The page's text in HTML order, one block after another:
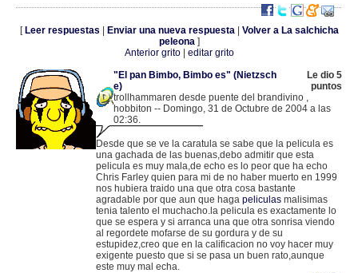
[ Leer respuestas Enviar una nueva respuesta| Volver a La salchicha
peleona]
Anterior grito| editar grito
"El pan Bimbo, Bimbo es" (Nietzsch
e)
Le dio 5
puntos
trollhammaren desde puente del brandivino ,
hobbiton -- Domingo, 31 de Octubre de 2004 a las
02:36.
Desde que se ve la caratula se sabe que la pelicula es
una gachada de las buenas,debo admitir que esta
pelicula es muy mala,de echo es lo peor que ha echo
Chris Farley quien para mi de no haber muerto en 1999
nos hubiera traido una que otra cosa bastante
agradable por que aun que haga peliculas malisimas
tenia talento el muchacho.la pelicula es exactamente lo
que se espera y si arranca una que otra sonrisa viendo
al regordete mofarse de su gordura y de su
estupidez,creo que en la calificacion no voy hacer muy
exigente puesto que si se pasa un buen rato,aunque
este muy mal echa.